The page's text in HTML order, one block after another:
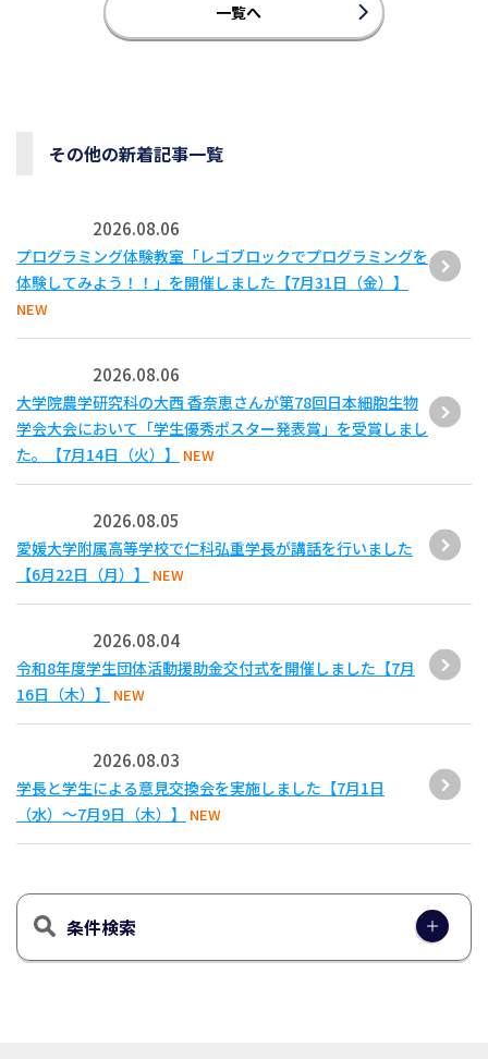
一覧へ
その他の新着記事一覧
2026.08.06
プログラミング体験教室「レゴブロックでプログラミングを
体験してみよう！！」を開催しました【7月31日（金）】
NEW
2026.08.06
大学院農学研究科の大西 香奈恵さんが第78回日本細胞生物
学会大会において「学生優秀ポスター発表賞」を受賞しまし
た。【7月14日（火）】
NEW
2026.08.05
愛媛大学附属高等学校で仁科弘重学長が講話を行いました
【6月22日（月）】
NEW
2026.08.04
令和8年度学生団体活動援助金交付式を開催しました【7月
16日（木）】
NEW
2026.08.03
学長と学生による意見交換会を実施しました【7月1日
（水）～7月9日（木）】
NEW
条件検索